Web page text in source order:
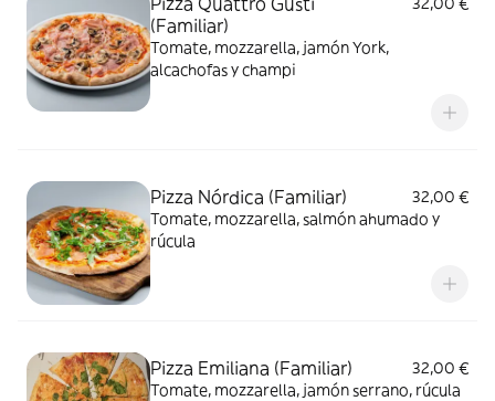
(Familiar)
Tomate, mozzarella, jamón York,
alcachofas y champi
Pizza Nórdica (Familiar)
32,00 €
Tomate, mozzarella, salmón ahumado y
rúcula
Pizza Emiliana (Familiar)
32,00 €
Tomate, mozzarella, jamón serrano, rúcula